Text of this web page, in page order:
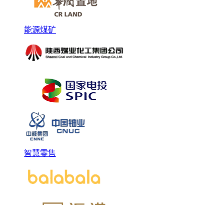
能源煤矿
智慧零售